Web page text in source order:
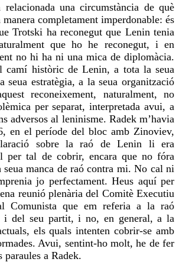
una circumstància de què
manera completament imperdonable: és
Trotski ha reconegut que Lenin tenia
queho he reconegut, i en
no hi ha ni una mica de diplomàcia.
camí històric de Lenin, a tota la seua
seua estratègia, a la seua organització
reconeixement, naturalment, no
per separat, interpretada avui, a
adversos al leninisme. Radek m’havia
en el període del bloc amb Zinoviev,
sobre la raó de Lenin li era
per tal de cobrir, encara que no fóra
seua manca de raó contra mi. No cal ni
jo perfectament. Heus aquí per
reunió plenària del Comitè Executiu
Comunista que em referia a la raó
i del seu partit, i no, en general, a la
els quals intenten cobrir-se amb
Avui, sentint-homolt, he de fer
paraules a Radek.